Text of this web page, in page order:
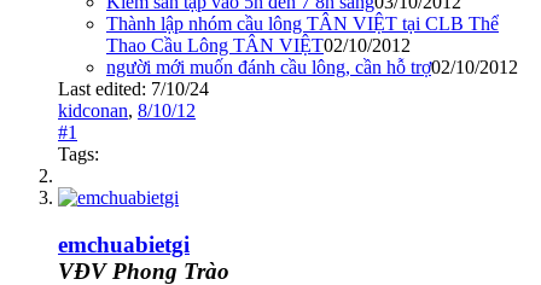
Thành lập nhóm cầu lông TÂN VIỆT tại CLB Thể
Thao Cầu Lông TÂN VIỆT02/10/2012
người mới muốn đánh cầu lông, cần hỗ trợ02/10/2012
Last edited: 7/10/24
kidconan, 8/10/12
#1
Tags:
emchuabietgi
VĐV Phong Trào